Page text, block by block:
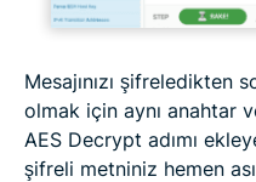
Mesajınızı şifreledikten
olmak için aynı anahtar
AES Decrypt adımı
şifreli metniniz hemen